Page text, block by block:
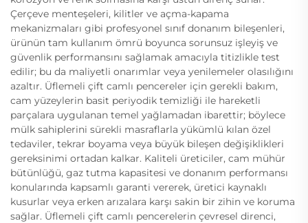
Çerçeve menteşeleri, kilitler ve açma-kapama
mekanizmaları gibi profesyonel sınıf donanım bileşenleri,
ürünün tam kullanım ömrü boyunca sorunsuz işleyiş ve
güvenlik performansını sağlamak amacıyla titizlikle test
edilir; bu da maliyetli onarımlar veya yenilemeler olasılığını
azaltır. Üflemeli çift camlı pencereler için gerekli bakım,
cam yüzeylerin basit periyodik temizliği ile hareketli
parçalara uygulanan temel yağlamadan ibarettir; böylece
mülk sahiplerini sürekli masraflarla yükümlü kılan özel
tedaviler, tekrar boyama veya büyük bileşen değişiklikleri
gereksinimi ortadan kalkar. Kaliteli üreticiler, cam mühür
bütünlüğü, gaz tutma kapasitesi ve donanım performansı
konularında kapsamlı garanti vererek, üretici kaynaklı
kusurlar veya erken arızalara karşı sakin bir zihin ve koruma
sağlar. Üflemeli çift camlı pencerelerin çevresel direnci,